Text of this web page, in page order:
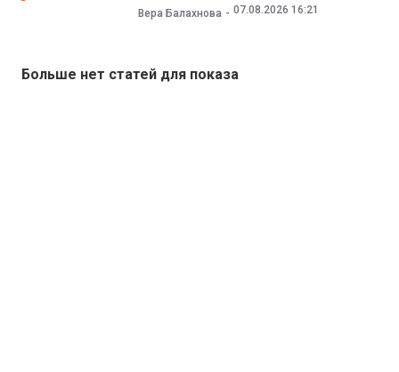
Вера Балахнова 07.08.2026 16:21
Больше нет статей для показа